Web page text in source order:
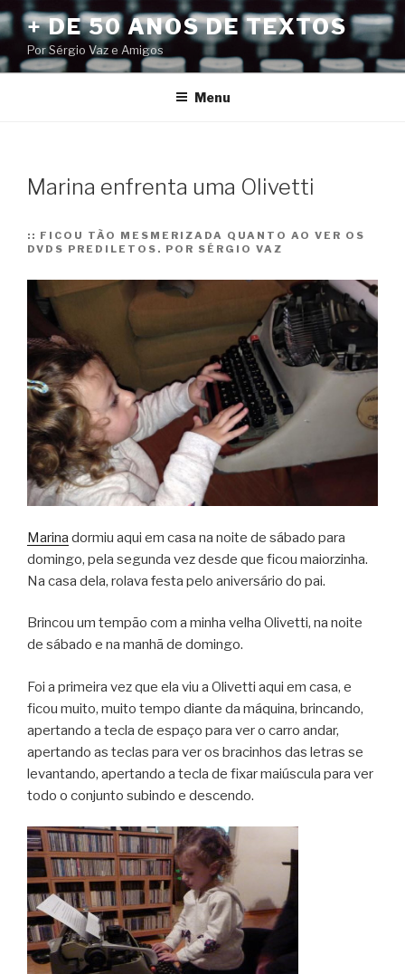
Pular
para
o
conteúdo
+ DE 50 ANOS DE TEXTOS
Por Sérgio Vaz e Amigos
Menu
Marina enfrenta uma Olivetti
:: FICOU TÃO MESMERIZADA QUANTO AO VER OS
DVDS PREDILETOS. POR SÉRGIO VAZ
Marina dormiu aqui em casa na noite de sábado para
domingo, pela segunda vez desde que ficou maiorzinha.
Na casa dela, rolava festa pelo aniversário do pai.
Brincou um tempão com a minha velha Olivetti, na noite
de sábado e na manhã de domingo.
Foi a primeira vez que ela viu a Olivetti aqui em casa, e
ficou muito, muito tempo diante da máquina, brincando,
apertando a tecla de espaço para ver o carro andar,
apertando as teclas para ver os bracinhos das letras se
levantando, apertando a tecla de fixar maiúscula para ver
todo o conjunto subindo e descendo.